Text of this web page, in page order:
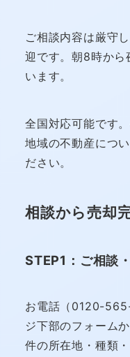
ご相談内容は厳守
迎です。朝8時から
います。
全国対応可能です
地域の不動産につ
ださい。
相談から売却
STEP1：ご相談
お電話（0120-
ジ下部のフォーム
件の所在地・種類